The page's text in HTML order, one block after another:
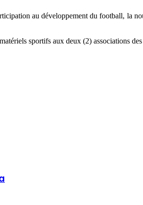
au développement du football, la
sportifs aux deux (2) associations